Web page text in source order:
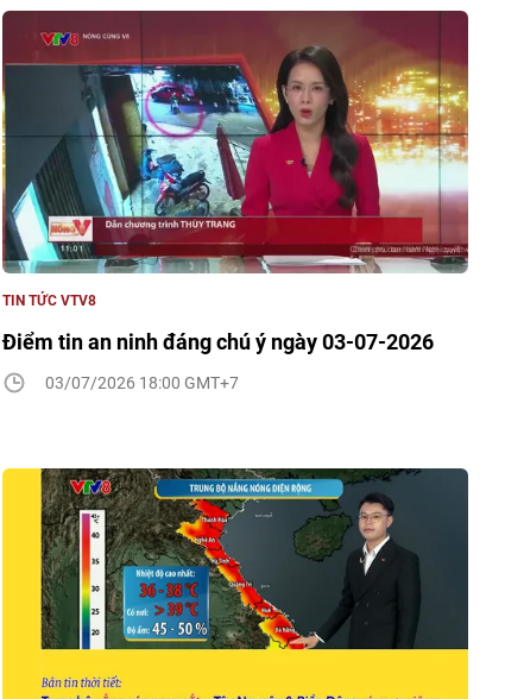
Điểm tin an ninh đáng chú ý ngày 03-07-2026
TIN TỨC VTV8
03/07/2026 18:00 GMT+7